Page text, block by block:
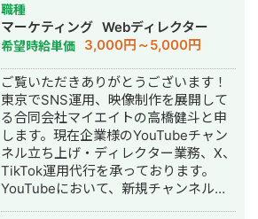
析や戦略設計だけでなく、企画・撮
影・編集と一貫して行えるので細かな
要望も叶えることが可能です。 【個人
の実績】 ・なかしーの電子工作部 登録
者数30,000人 ・別名義＆声出しなしの
チャンネル 登録者数6,000人 【コンサ
ル or ディレクションした実績】 ・日
本がよくなるシゴトずかん 登録者数0
人→5万人 100万回再生が2本 ・投資チ
ャンネル 登録者数400人→1,000人 サ
ービス売上700万円超え ・元プロバス
ケットボール選手のチャンネル 0人
ている Jarrys:
https://www.youtube.com/@Jarrys-
gz2ym premiereを使ってショート動
画をTik Tokにアップロードしている
アカウント名：かわこうの東京麺道場
https://www.tiktok.com/
_t=ZS-8xAUhSXM5tA&_r=1 趣味はカ
メラと料理とラーメン お客様のニーズ
に寄り添ってお仕事をさせていただき
ます。
ち上げ・SNS運用代行・記事作成代
行・ライティング・ホームページ制
作・作成・動画制作・動画編集
職種
マーケティング Webディレクター
希望時給単価 3,000円～5,000円
ご覧いただきありがとうございます！
東京でSNS運用、映像制作を展開して
る合同会社マイエイトの高橋健斗と申
します。現在企業様のYouTubeチャン
ネル立ち上げ・ディレクター業務、X、
TikTok運用代行を承っております。
YouTubeにおいて、新規チャンネルの